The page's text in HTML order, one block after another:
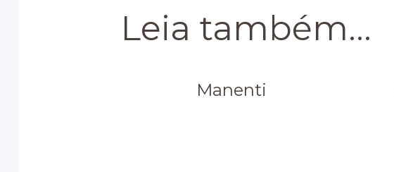
Leia também...
Manenti